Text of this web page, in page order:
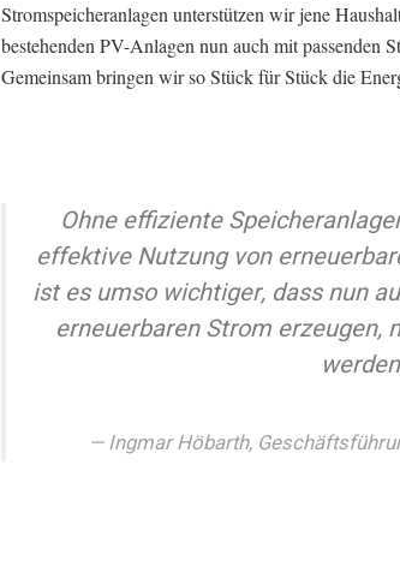
Stromspeicheranlagen unterstützen wir jene
bestehenden PV-Anlagen nun auch mit passenden
Gemeinsam bringen wir so Stück für Stück die
Ohne effiziente
effektive Nutzung von
ist es umso wichtiger, dass nun
erneuerbaren Strom erzeugen,
Ingmar Höbarth,